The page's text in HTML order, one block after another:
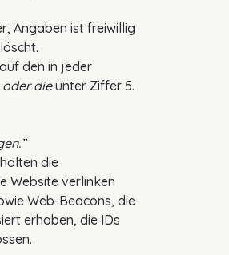
Angaben ist freiwillig
den in jeder
dieunter Ziffer 5.
die
Website verlinken
Web-Beacons, die
erhoben, die IDs